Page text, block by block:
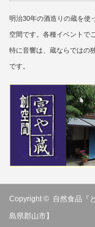
明治30年の酒造りの蔵を使
空間です。各種イベントで
特に音響は、蔵ならではの
です。
Copyright © 自然食品『
島県郡山市】